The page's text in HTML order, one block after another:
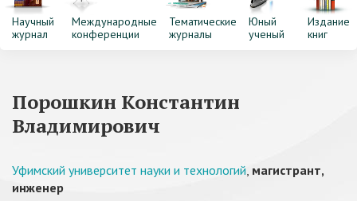
Научный
журнал
Международные
конференции
Тематические
журналы
Юный
ученый
Издание
книг
Порошкин Константин
Владимирович
Уфимский университет науки и технологий, магистрант,
инженер